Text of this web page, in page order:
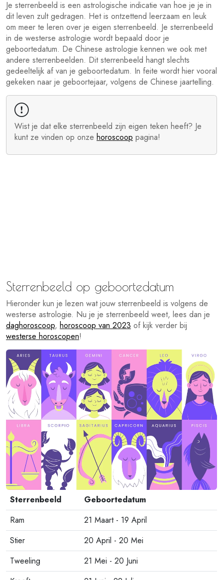
Je sterrenbeeld is een astrologische indicatie van hoe je je in
dit leven zult gedragen. Het is ontzettend leerzaam en leuk
om meer te leren over je eigen sterrenbeeld. Je sterrenbeeld
in de westerse astrologie wordt bepaald door je
geboortedatum. De Chinese astrologie kennen we ook met
andere sterrenbeelden. Dit sterrenbeeld hangt slechts
gedeeltelijk af van je geboortedatum. In feite wordt hier vooral
gekeken naar je geboortejaar, volgens de Chinese jaartelling.
Wist je dat elke sterrenbeeld zijn eigen teken heeft? Je
kunt ze vinden op onze horoscoop pagina!
Sterrenbeeld op geboortedatum
Hieronder kun je lezen wat jouw sterrenbeeld is volgens de
westerse astrologie. Nu je je sterrenbeeld weet, lees dan je
daghoroscoop, horoscoop van 2023 of kijk verder bij
westerse horoscopen!
Sterrenbeeld
Geboortedatum
Ram
21 Maart - 19 April
Stier
20 April - 20 Mei
Tweeling
21 Mei - 20 Juni